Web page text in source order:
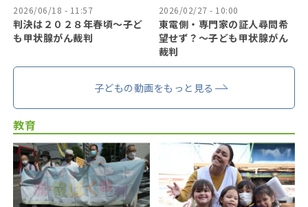
2026/06/18 - 11:57
判決は２０２８年春頃〜子ど
も甲状腺がん裁判
2026/02/27 - 10:00
東電側・専門家の証人尋問希
望せず？〜子ども甲状腺がん
裁判
子どもの動画をもっと見る
教育